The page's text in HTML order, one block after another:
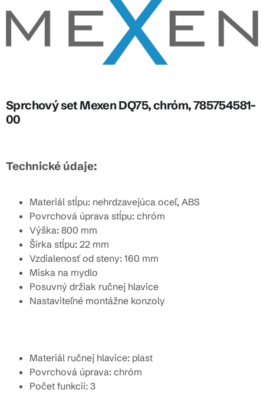
Sprchový set Mexen DQ75, chróm, 785754581-
00
Technické údaje:
Materiál stĺpu: nehrdzavejúca oceľ, ABS
Povrchová úprava stĺpu: chróm
Výška: 800 mm
Šírka stĺpu: 22 mm
Vzdialenosť od steny: 160 mm
Miska na mydlo
Posuvný držiak ručnej hlavice
Nastaviteľné montážne konzoly
Materiál ručnej hlavice: plast
Povrchová úprava: chróm
Počet funkcií: 3